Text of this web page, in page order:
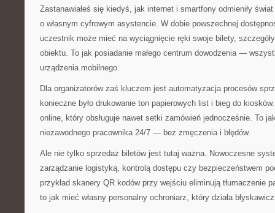
Zastanawiałeś się kiedyś, jak internet i smartfony odmieniły
o własnym cyfrowym asystencie. W dobie powszechnej
uczestnik może mieć na wyciągnięcie ręki swoje bilety,
obiektu. To jak posiadanie małego centrum dowodzenia —
urządzenia mobilnego.
Dla organizatorów zaś kluczem jest automatyzacja procesów
konieczne było drukowanie ton papierowych list i bieg do
online, który obsługuje nawet setki zamówień jednocześnie. To
niezawodnego pracownika 24/7 — bez zmęczenia i błędów.
Ale nie tylko sprzedaż biletów jest tutaj ważna. Nowoczesne
zarządzanie logistyką, kontrolą dostępu czy bezpieczeństwem
przykład skanery QR kodów przy wejściu eliminują tłumaczenie
to jak mieć własny personalny ochroniarz, który działa